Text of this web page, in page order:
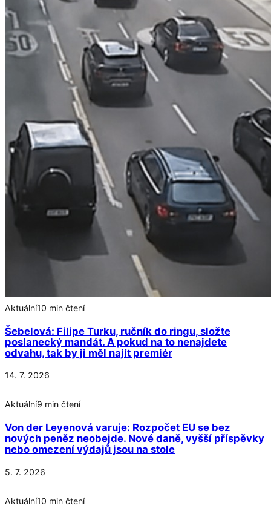
Aktuální10 min čtení
Šebelová: Filipe Turku, ručník do ringu, složte
poslanecký mandát. A pokud na to nenajdete
odvahu, tak by ji měl najít premiér
14. 7. 2026
Aktuální9 min čtení
Von der Leyenová varuje: Rozpočet EU se bez
nových peněz neobejde. Nové daně, vyšší příspěvky
nebo omezení výdajů jsou na stole
5. 7. 2026
Aktuální10 min čtení